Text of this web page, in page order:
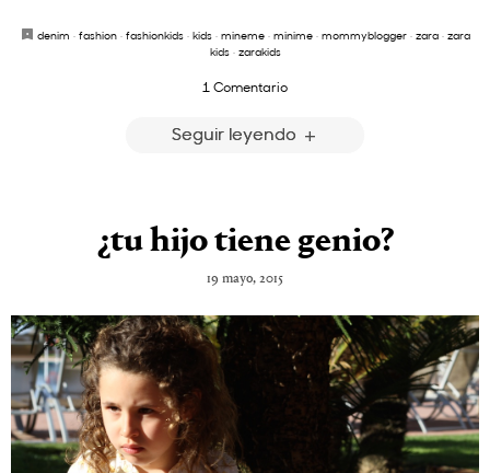
denim · fashion· fashionkids· kids· mineme· minime· mommyblogger· zara· zara
kids· zarakids
1 Comentario
Seguir leyendo
¿tu hijo tiene genio?
19 mayo, 2015